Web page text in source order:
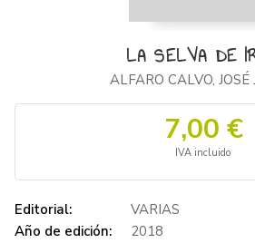
LA SELVA DE
ALFARO CALVO, JOSÉ
7,00 €
IVA incluido
Editorial:
VARIAS
Año de edición:
2018